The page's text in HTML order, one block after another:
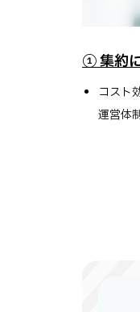
① 集約
コスト
運営体